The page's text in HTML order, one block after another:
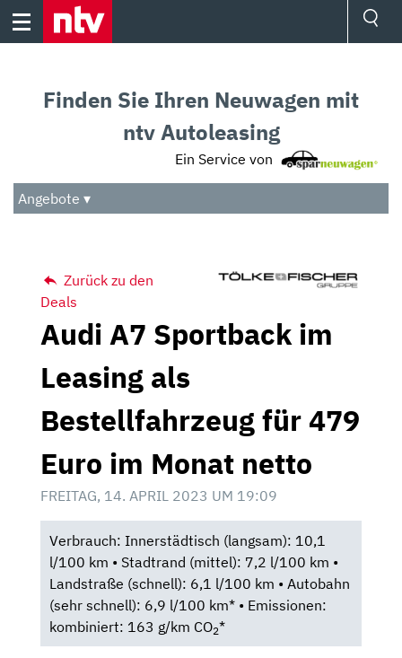
Skip
Audio
Das Beste
Finden Sie Ihren Neuwagen mit
ntv Autoleasing
Ein Service von
Angebote ▾
Zurück zu den
Deals
Audi A7 Sportback im
Leasing als
Bestellfahrzeug für 479
Euro im Monat netto
FREITAG, 14. APRIL 2023 UM 19:09
Verbrauch: Innerstädtisch (langsam): 10,1
l/100 km • Stadtrand (mittel): 7,2 l/100 km •
Landstraße (schnell): 6,1 l/100 km • Autobahn
(sehr schnell): 6,9 l/100 km* • Emissionen:
kombiniert: 163 g/km CO2*